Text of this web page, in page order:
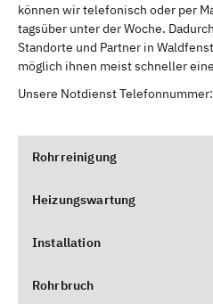
können wir telefonisch oder per
tagsüber unter der Woche.
Standorte und Partner in
möglich ihnen meist schneller
Unsere Notdienst Telefonnummer:
Rohrreinigung
Heizungswartung
Installation
Rohrbruch